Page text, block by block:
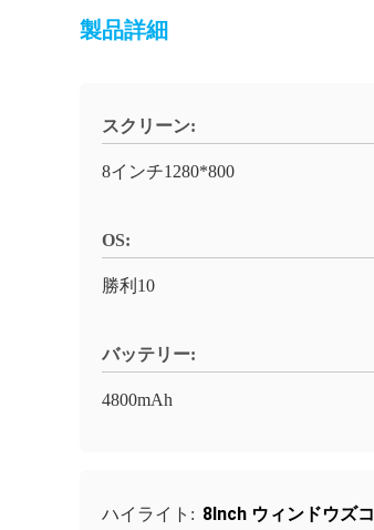
製品詳細
スクリーン:
8インチ1280*800
OS:
勝利10
バッテリー:
4800mAh
ハイライト: 8Inch ウィンドウズ